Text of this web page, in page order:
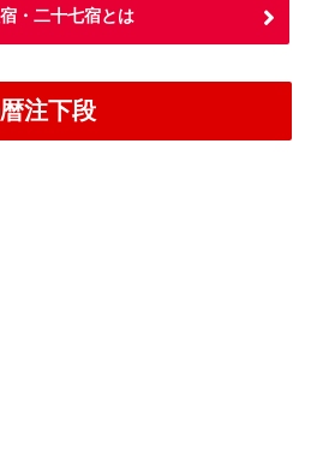
・二十七宿とは
注下段